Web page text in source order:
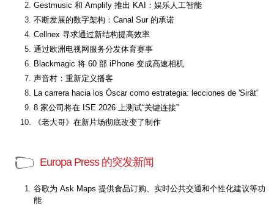
Gestmusic 和 Amplify 推出 KAI：娱乐人工智能
不断发展的数字架构：Canal Sur 的承诺
Cellnex 寻求通过新结构提高效率
通过欧洲电视网服务分发体育赛事
Blackmagic 将 60 部 iPhone 变成高速相机
声音村：重新定义播客
La carrera hacia los Óscar como estrategia: lecciones de 'Sirât'
8 家公司将在 ISE 2026 上测试“关键连接”
《老大哥》在新片场彻底改变了制作
Europa Press 的突发新闻
谷歌为 Ask Maps 提供食品订购、实时公共交通和个性化建议等功
能